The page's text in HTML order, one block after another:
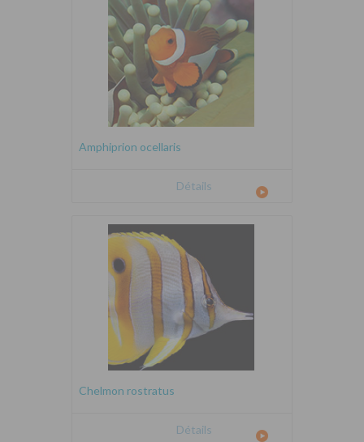
Amphiprion ocellaris
Détails
Chelmon rostratus
Détails